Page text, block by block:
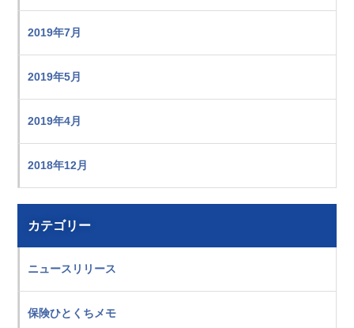
2019年7月
2019年5月
2019年4月
2018年12月
カテゴリー
ニュースリリース
保険ひとくちメモ